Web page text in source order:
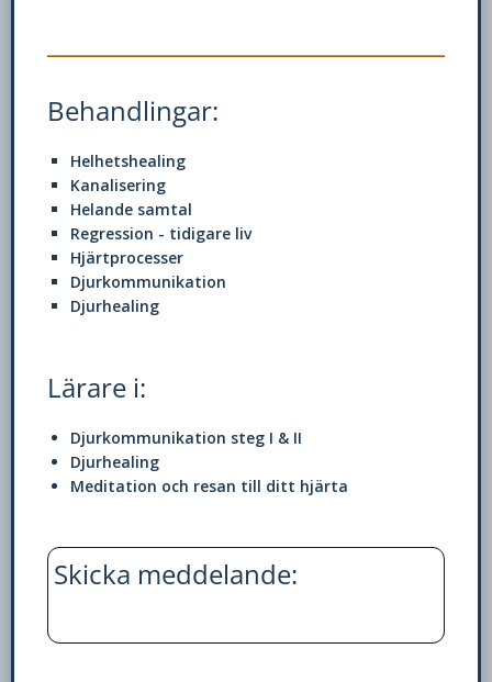
Behandlingar:
Helhetshealing
Kanalisering
Helande samtal
Regression - tidigare liv
Hjärtprocesser
Djurkommunikation
Djurhealing
Lärare i:
Djurkommunikation steg I & II
Djurhealing
Meditation och resan till ditt hjärta
Skicka meddelande:
hemsidan.
Genom att dela
med dig av dina
intressen och ditt
beteende när du
surfar ökar du
chansen att få se
personligt
och erbjudanden.